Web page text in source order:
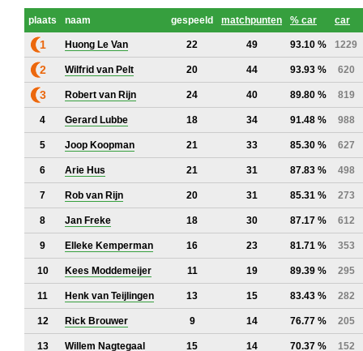
plaats naam gespeeld matchpunten % car car
1 Huong Le Van 22 49 93.10 % 1229
2 Wilfrid van Pelt 20 44 93.93 % 620
3 Robert van Rijn 24 40 89.80 % 819
4 Gerard Lubbe 18 34 91.48 % 988
5 Joop Koopman 21 33 85.30 % 627
6 Arie Hus 21 31 87.83 % 498
7 Rob van Rijn 20 31 85.31 % 273
8 Jan Freke 18 30 87.17 % 612
9 Elleke Kemperman 16 23 81.71 % 353
10 Kees Moddemeijer 11 19 89.39 % 295
11 Henk van Teijlingen 13 15 83.43 % 282
12 Rick Brouwer 9 14 76.77 % 205
13 Willem Nagtegaal 15 14 70.37 % 152